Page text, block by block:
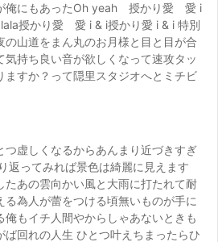
俺にもあったOh yeah 授かり愛 愛 i
授かり愛 愛 i & i授かり愛 i & i 特別
の山道をまん丸のお月様と目と目が合
気持ち良い音が欲しくなって速攻タッ
ますか？って隠里スタジオへとミチビ
つ虚しくなるからあんまり近づきすぎ
返ってみれば景色は綺麗に見えます
たあの雲向かい風と大雨に打たれて耐
る為人が蕾をつける頃無いものが手に
俺もイチ人間やからしゃあないときも
ば回れの人生 ひとつ叶えちまったらひ